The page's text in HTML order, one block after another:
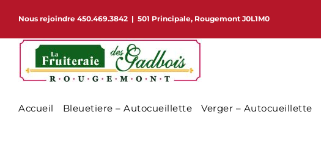
contenu
Nous rejoindre 450.469.3842 | 501 Principale, Rougemont J0L1M0
Accueil Bleuetiere – Autocueillette Verger – Autocueillette